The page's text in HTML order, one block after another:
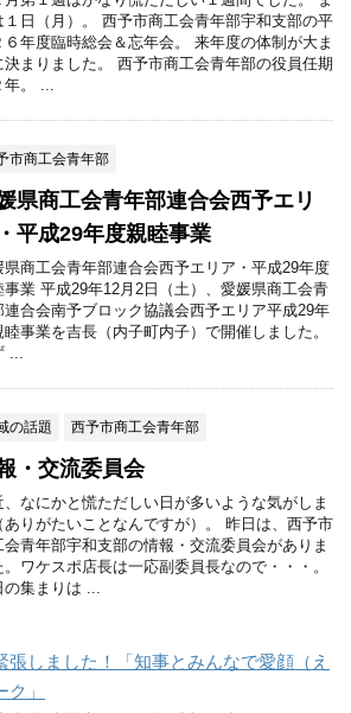
１日（月）。 西予市商工会青年部宇和支部の平
６年度臨時総会＆忘年会。 来年度の体制が大ま
決まりました。 西予市商工会青年部の役員任期
。 ...
市商工会青年部
県商工会青年部連合会西予エリ
平成29年度親睦事業
県商工会青年部連合会西予エリア・平成29年度
事業 平成29年12月2日（土）、愛媛県商工会青
連合会南予ブロック協議会西予エリア平成29年
睦事業を吉長（内子町内子）で開催しました。
...
の話題 西予市商工会青年部
・交流委員会
、なにかと慌ただしい日が多いような気がしま
ありがたいことなんですが）。 昨日は、西予市
会青年部宇和支部の情報・交流委員会がありま
。ワケスポ店長は一応副委員長なので・・・。
集まりは ...
張しました！「知事とみんなで愛顔（え
」